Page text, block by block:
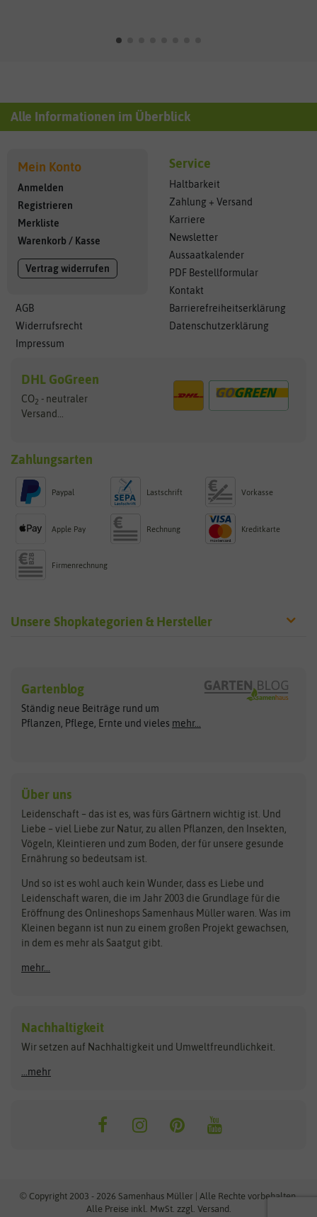
Alle Informationen im Überblick
Mein Konto
Anmelden
Registrieren
Merkliste
Warenkorb / Kasse
Vertrag widerrufen
AGB
Widerrufsrecht
Impressum
Service
Haltbarkeit
Zahlung + Versand
Karriere
Newsletter
Aussaatkalender
PDF Bestellformular
Kontakt
Barrierefreiheitserklärung
Datenschutzerklärung
DHL GoGreen
CO2 - neutraler
Versand...
Zahlungsarten
Paypal Lastschrift Vorkasse
Apple Pay Rechnung Kreditkarte
Firmenrechnung
Unsere Shopkategorien & Hersteller
Exotische Samen
Gemüsesamen
Gründünger
Kräutersamen
Obstsamen
Pilzbrut
Rasensamen
Steckzwiebeln
Zimmer & Kübelpflanzen
Kataloge
Schnäppchen
Anzucht & Gartenzubehör
Anzuchtschalen
Heizmatte & Heizkabel
Kokos-Quelltabletten
Zimmergewächshaus
Maissamen
Arche Noah
ASB Greenworld
Benary
Bingenheimer Saatgut
Bionana
BIOWOL
Blumicorn
Bûten Birds
Carl Pabst
Clever Pots
COMPO
Dürr-Samen
Feldsaaten Freudenberger
Fertil
Flora Elite
Florissa
Flortis
Franchi Sementi
Hortitops
JUB Holland
Küpper
Gartenblog
Ständig neue Beiträge rund um
Pflanzen, Pflege, Ernte und vieles mehr...
Über uns
Leidenschaft – das ist es, was fürs Gärtnern wichtig ist. Und
Liebe – viel Liebe zur Natur, zu allen Pflanzen, den Insekten,
Vögeln, Kleintieren und zum Boden, der für unsere gesunde
Ernährung so bedeutsam ist.
Und so ist es wohl auch kein Wunder, dass es Liebe und
Leidenschaft waren, die im Jahr 2003 die Grundlage für die
Eröffnung des Onlineshops Samenhaus Müller waren. Was im
Kleinen begann ist nun zu einem großen Projekt gewachsen,
in dem es mehr als Saatgut gibt.
mehr...
Nachhaltigkeit
Wir setzen auf Nachhaltigkeit und Umweltfreundlichkeit.
...mehr
© Copyright 2003 - 2026 Samenhaus Müller | Alle Rechte vorbehalten.
Alle Preise inkl. MwSt. zzgl. Versand.